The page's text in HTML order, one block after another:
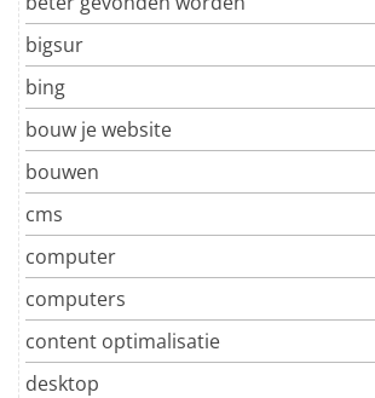
bigsur
bing
bouw je website
bouwen
cms
computer
computers
content optimalisatie
desktop